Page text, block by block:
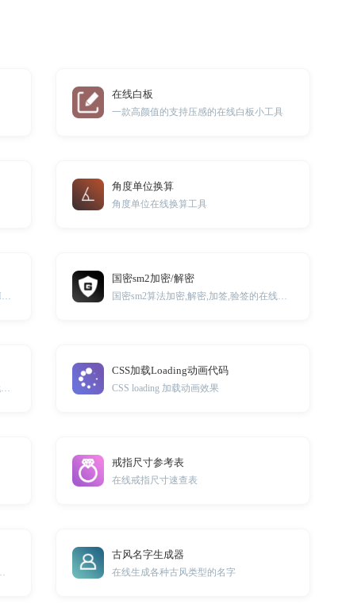
在线白板
一款高颜值的支持压感的在线白板小工具
角度单位换算
角度单位在线换算工具
国密sm2加密/解密
CSS加载Loading动画代码
CSS loading 加载动画效果
戒指尺寸参考表
在线戒指尺寸速查表
古风名字生成器
在线生成各种古风类型的名字